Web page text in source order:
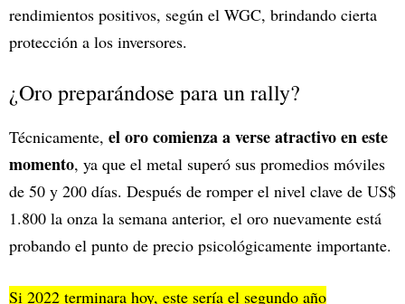
rendimientos positivos, según el WGC, brindando cierta
protección a los inversores.
¿Oro preparándose para un rally?
Técnicamente, el oro comienza a verse atractivo en este
momento, ya que el metal superó sus promedios móviles
de 50 y 200 días. Después de romper el nivel clave de US$
1.800 la onza la semana anterior, el oro nuevamente está
probando el punto de precio psicológicamente importante.
Si 2022 terminara hoy, este sería el segundo año